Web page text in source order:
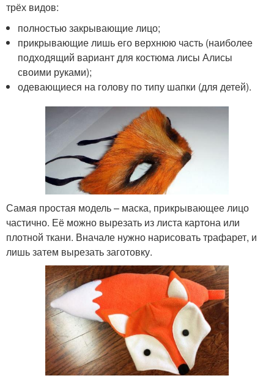
трёх видов:
полностью закрывающие лицо;
прикрывающие лишь его верхнюю часть (наиболее
подходящий вариант для костюма лисы Алисы
своими руками);
одевающиеся на голову по типу шапки (для детей).
Самая простая модель – маска, прикрывающее лицо
частично. Её можно вырезать из листа картона или
плотной ткани. Вначале нужно нарисовать трафарет, и
лишь затем вырезать заготовку.